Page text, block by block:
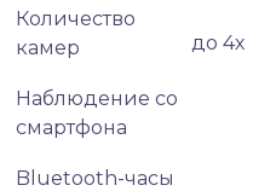
Количество
камер
до 4х
Наблюдение со
смартфона
Bluetooth-часы